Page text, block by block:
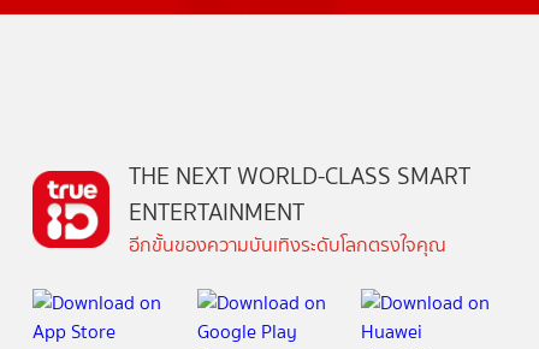
THE NEXT WORLD-CLASS SMART
ENTERTAINMENT
อีกขั้นของความบันเทิงระดับโลกตรงใจคุณ